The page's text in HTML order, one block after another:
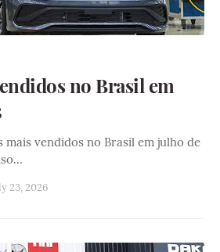
no Brasil em
mais vendidos no Brasil em julho de
23, 2026